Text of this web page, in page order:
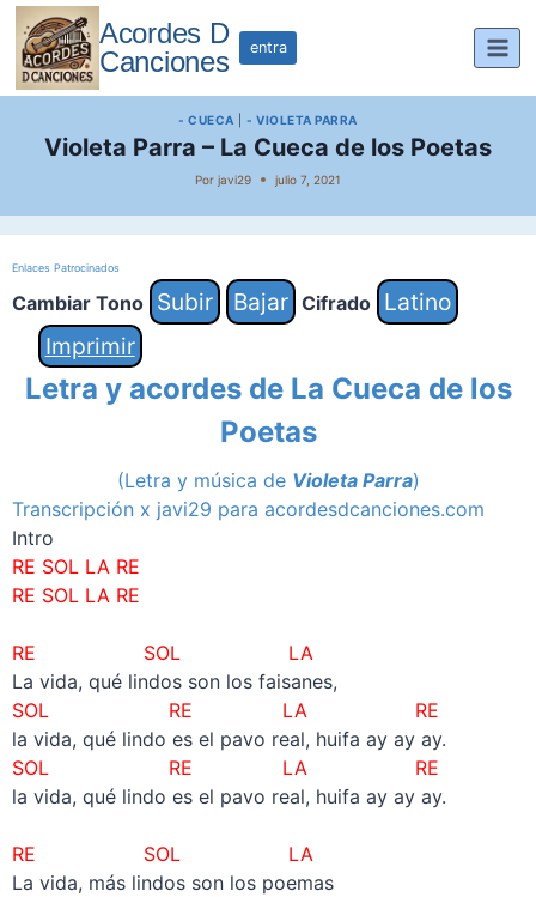
Saltar
contenido
Acordes D
Canciones
entra
- CUECA |- VIOLETA PARRA
Violeta Parra – La Cueca de los Poetas
Por javi29 julio 7, 2021
Enlaces Patrocinados
Cambiar Tono Subir Bajar Cifrado
Latino
Imprimir
Letra y acordes de La Cueca de los
Poetas
(Letra y música de Violeta Parra)
Transcripción x javi29 para acordesdcanciones.com
Intro
RE SOL LA RE
RE SOL LA RE
RE SOL LA
La vida, qué lindos son los faisanes,
SOL RE LA
RE
la vida, qué lindo es el pavo real, huifa ay ay ay.
SOL RE LA
RE
la vida, qué lindo es el pavo real, huifa ay ay ay.
RE SOL LA
La vida, más lindos son los poemas